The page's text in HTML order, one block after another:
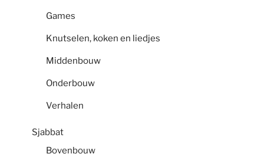
Games
Knutselen, koken en liedjes
Middenbouw
Onderbouw
Verhalen
Sjabbat
Bovenbouw